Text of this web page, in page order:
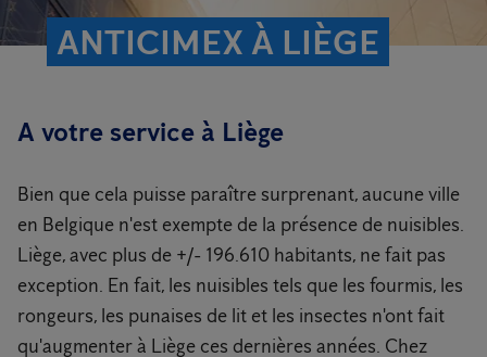
ANTICIMEX À LIÈGE
A votre service à Liège
Bien que cela puisse paraître surprenant, aucune ville
en Belgique n'est exempte de la présence de nuisibles.
Liège, avec plus de +/- 196.610 habitants, ne fait pas
exception. En fait, les nuisibles tels que les fourmis, les
rongeurs, les punaises de lit et les insectes n'ont fait
qu'augmenter à Liège ces dernières années. Chez